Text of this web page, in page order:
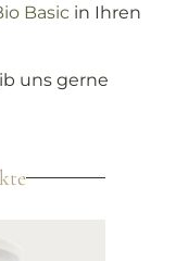
Basic in Ihren
uns gerne